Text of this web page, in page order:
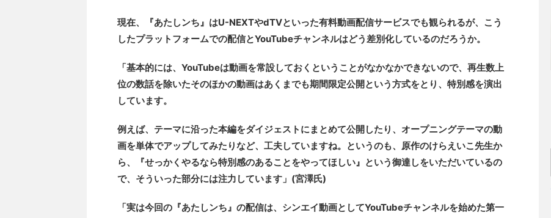
現在、『あたしンち』はU-NEXTやdTVといった有料動画配信サービスでも観られるが、こう
したプラットフォームでの配信とYouTubeチャンネルはどう差別化しているのだろうか。
「基本的には、YouTubeは動画を常設しておくということがなかなかできないので、再生数上
位の数話を除いたそのほかの動画はあくまでも期間限定公開という方式をとり、特別感を演出
しています。
例えば、テーマに沿った本編をダイジェストにまとめて公開したり、オープニングテーマの動
画を単体でアップしてみたりなど、工夫していますね。というのも、原作のけらえいこ先生か
ら、『せっかくやるなら特別感のあることをやってほしい』という御達しをいただいているの
で、そういった部分には注力しています」(宮澤氏)
「実は今回の『あたしンち』の配信は、シンエイ動画としてYouTubeチャンネルを始めた第一